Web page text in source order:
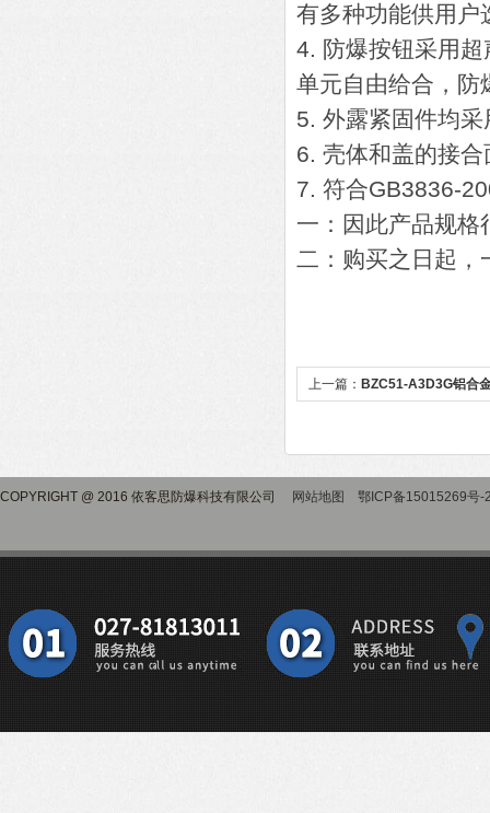
有多种功能供用户
4. 防爆按钮采用
单元自由给合，防
5. 外露紧固件均
6. 壳体和盖的接
7. 符合GB3836-
一：因此产品规格
二：购买之日起，
上一篇： BZC51-A3D3G铝合
COPYRIGHT @ 2016 依客思防爆科技有限公司 网站地图 鄂ICP备15015269号-